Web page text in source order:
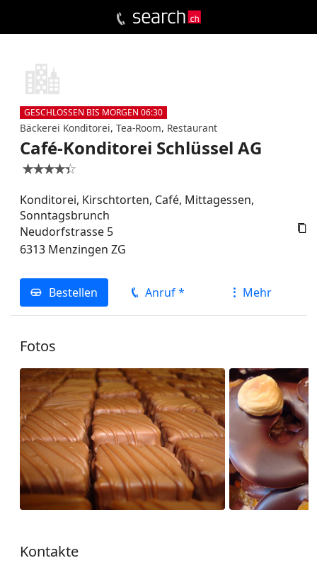
GESCHLOSSEN BIS MORGEN 06:30
Bäckerei Konditorei, Tea-Room, Restaurant
Café-Konditorei Schlüssel AG


Konditorei, Kirschtorten, Café, Mittagessen,
Sonntagsbrunch

Neudorfstrasse 5
6313 Menzingen ZG
Bestellen Anruf * Mehr
Fotos
Kontakte